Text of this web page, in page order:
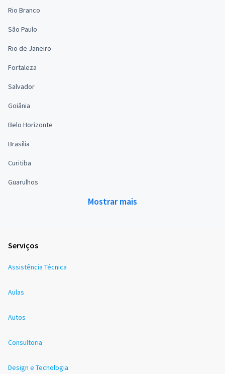
Rio Branco
São Paulo
Rio de Janeiro
Fortaleza
Salvador
Goiânia
Belo Horizonte
Brasília
Curitiba
Guarulhos
Mostrar mais
Serviços
Assistência Técnica
Aulas
Autos
Consultoria
Design e Tecnologia